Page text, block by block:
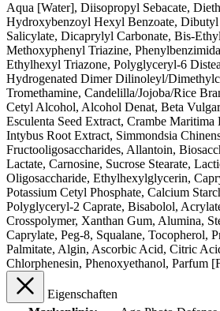
Aqua [Water], Diisopropyl Sebacate,
Hydroxybenzoyl Hexyl Benzoate,
Salicylate, Dicaprylyl Carbonate, Bis-
Methoxyphenyl Triazine,
Ethylhexyl Triazone, Polyglyceryl-6
Hydrogenated Dimer Dilinoleyl/
Tromethamine, Candelilla/Jojoba/Rice
Cetyl Alcohol, Alcohol Denat, Beta
Esculenta Seed Extract, Crambe
Intybus Root Extract, Simmondsia
Fructooligosaccharides, Allantoin,
Lactate, Carnosine, Sucrose Stearate,
Oligosaccharide, Ethylhexylglycerin,
Potassium Cetyl Phosphate, Calcium
Polyglyceryl-2 Caprate, Bisabolol,
Crosspolymer, Xanthan Gum, Alumina,
Caprylate, Peg-8, Squalane, Tocopherol,
Palmitate, Algin, Ascorbic Acid, Citric
Chlorphenesin, Phenoxyethanol, Parfum
Eigenschaften